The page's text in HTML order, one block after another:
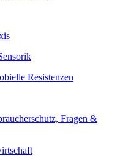
Resistenzen
Fragen &